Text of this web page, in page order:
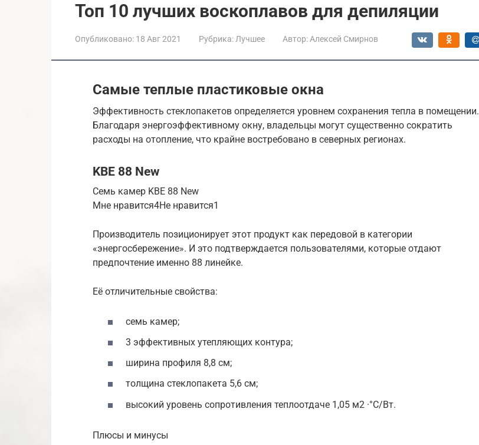
Топ 10 лучших воскоплавов для депиляции
Опубликовано: 18 Авг 2021 Рубрика: Лучшее Автор: Алексей Смирнов
Самые теплые пластиковые окна
Эффективность стеклопакетов определяется уровнем сохранения тепла в помещении.
Благодаря энергоэффективному окну, владельцы могут существенно сократить
расходы на отопление, что крайне востребовано в северных регионах.
KBE 88 New
Семь камер KBE 88 New
Мне нравится4Не нравится1
Производитель позиционирует этот продукт как передовой в категории
«энергосбережение». И это подтверждается пользователями, которые отдают
предпочтение именно 88 линейке.
Её отличительные свойства:
семь камер;
3 эффективных утепляющих контура;
ширина профиля 8,8 см;
толщина стеклопакета 5,6 см;
высокий уровень сопротивления теплоотдаче 1,05 м2 ·°C/Вт.
Плюсы и минусы